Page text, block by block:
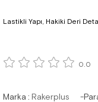
Lastikli Yapı, Hakiki Deri
0.0
Marka : Rakerplus